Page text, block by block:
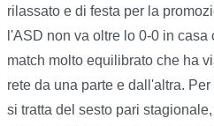
rilassato e di festa per la
l'ASD non va oltre lo 0-0 in
match molto equilibrato che ha
rete da una parte e dall'altra.
si tratta del sesto pari